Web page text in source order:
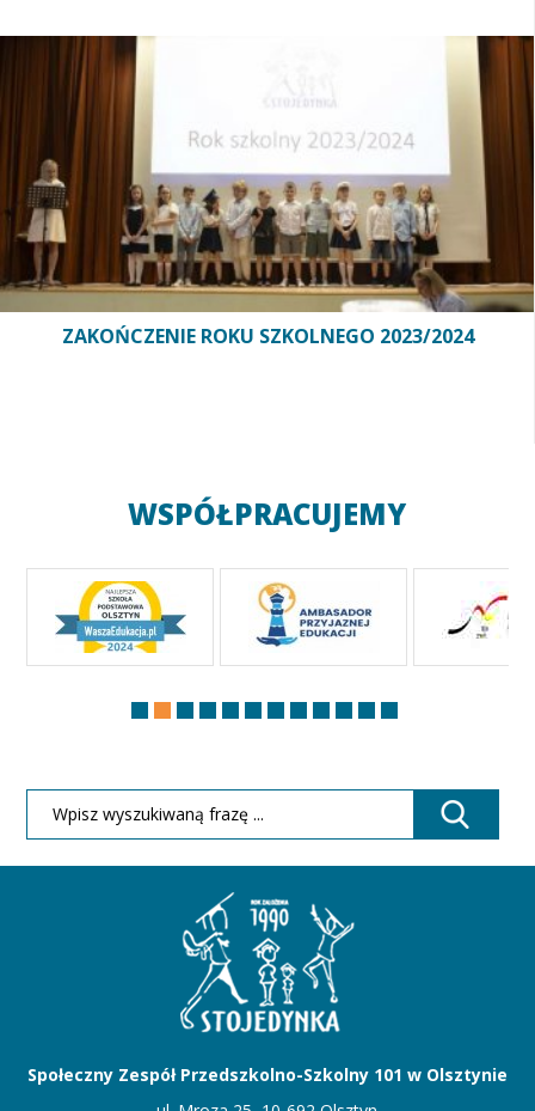
ZAKOŃCZENIE ROKU SZKOLNEGO 2023/2024
WSPÓŁPRACUJEMY
Społeczny Zespół Przedszkolno-Szkolny 101 w Olsztynie